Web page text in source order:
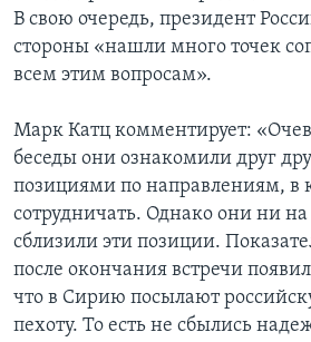
В свою очередь, президент
стороны «нашли много точек
всем этим вопросам».
Марк Катц комментирует:
беседы они ознакомили друг
позициями по направлениям, в
сотрудничать. Однако они ни
сблизили эти позиции.
после окончания встречи
что в Сирию посылают
пехоту. То есть не сбылись